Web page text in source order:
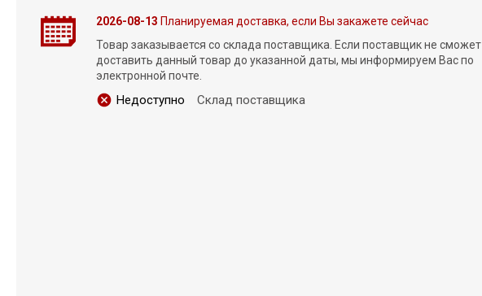
2026-08-13 Планируемая доставка, если Вы закажете сейчас
Товар заказывается со склада поставщика. Если поставщик не сможет
доставить данный товар до указанной даты, мы информируем Вас по
электронной почте.
Недоступно Склад поставщика